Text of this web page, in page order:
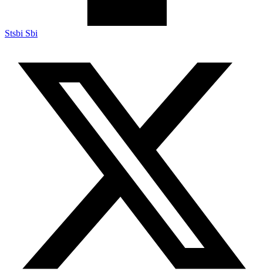
Stsbi Sbi